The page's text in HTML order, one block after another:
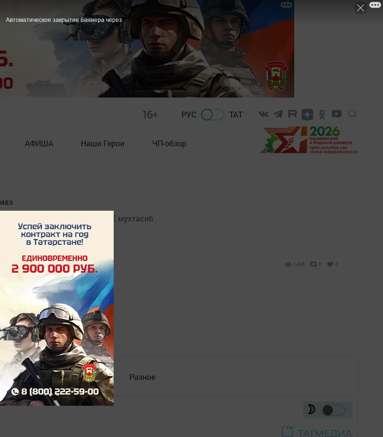
16+ РУС ТАТ
АФИША Наши Герои ЧП-обзор
казый Закамской зоны РТ, мухтасиб
1495 0 0
видео Документы Разное
Автоматическое закрытие баннера через